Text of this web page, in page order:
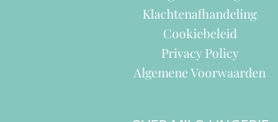
Klachtenafhandeling
Cookiebeleid
Privacy Policy
Algemene Voorwaarden